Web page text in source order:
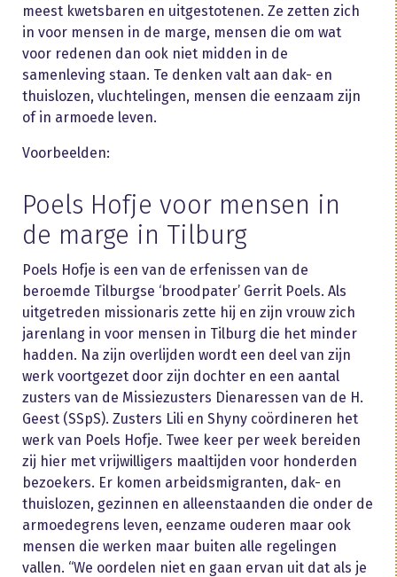
meest kwetsbaren en uitgestotenen. Ze zetten zich
in voor mensen in de marge, mensen die om wat
voor redenen dan ook niet midden in de
samenleving staan. Te denken valt aan dak- en
thuislozen, vluchtelingen, mensen die eenzaam zijn
of in armoede leven.
Voorbeelden:
Poels Hofje voor mensen in
de marge in Tilburg
Poels Hofje is een van de erfenissen van de
beroemde Tilburgse ‘broodpater’ Gerrit Poels. Als
uitgetreden missionaris zette hij en zijn vrouw zich
jarenlang in voor mensen in Tilburg die het minder
hadden. Na zijn overlijden wordt een deel van zijn
werk voortgezet door zijn dochter en een aantal
zusters van de Missiezusters Dienaressen van de H.
Geest (SSpS). Zusters Lili en Shyny coördineren het
werk van Poels Hofje. Twee keer per week bereiden
zij hier met vrijwilligers maaltijden voor honderden
bezoekers. Er komen arbeidsmigranten, dak- en
thuislozen, gezinnen en alleenstaanden die onder de
armoedegrens leven, eenzame ouderen maar ook
mensen die werken maar buiten alle regelingen
vallen. “We oordelen niet en gaan ervan uit dat als je